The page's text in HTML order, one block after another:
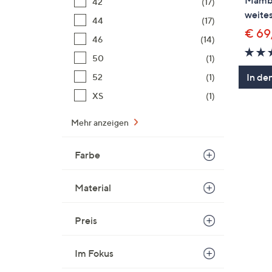
44
(17)
46
(14)
50
(1)
52
(1)
XS
(1)
Mehr anzeigen
Farbe
Material
Preis
Im Fokus
€
In